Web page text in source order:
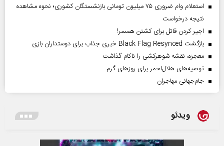
استعلام وام ضروری ۷۵ میلیون تومانی بازنشستگان کشوری؛ نحوه مشاهده
نتیجه درخواست
اجیر کردن قاتل برای کشتن همسر!
بازگشت Black Flag Resynced خبری جذاب برای دوستداران بازی
معجزه، نقشه شوهرکشی را ناکام گذاشت
توصیه‌های هلال‌احمر برای روز‌های گرم
جام‌جهانی مهاجران
ویدئو